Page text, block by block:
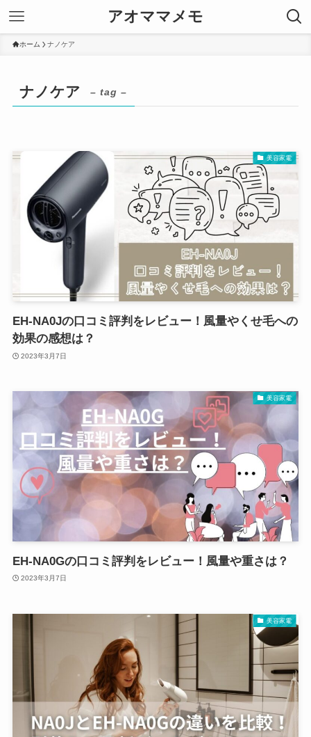
アオママメモ
ホーム ナノケア
ナノケア – tag –
美容家電
EH-NA0Jの口コミ評判をレビュー！風量やくせ毛への
効果の感想は？
2023年3月7日
美容家電
EH-NA0Gの口コミ評判をレビュー！風量や重さは？
2023年3月7日
美容家電